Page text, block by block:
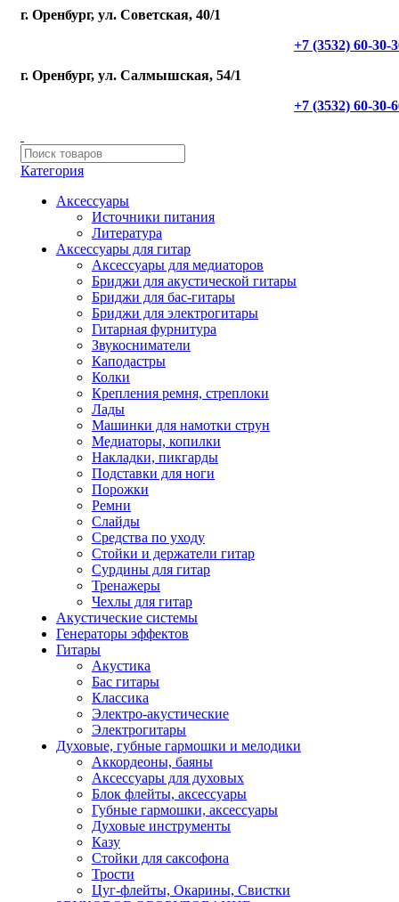
г. Оренбург, ул. Советская, 40/1
+7 (3532) 60-30-
г. Оренбург, ул. Салмышская, 54/1
+7 (3532) 60-30-
Категория
Аксессуары
Источники питания
Литература
Аксессуары для гитар
Аксессуары для медиаторов
Бриджи для акустической гитары
Бриджи для бас-гитары
Бриджи для электрогитары
Гитарная фурнитура
Звукосниматели
Каподастры
Колки
Крепления ремня, стреплоки
Лады
Машинки для намотки струн
Медиаторы, копилки
Накладки, пикгарды
Подставки для ноги
Порожки
Ремни
Слайды
Средства по уходу
Стойки и держатели гитар
Сурдины для гитар
Тренажеры
Чехлы для гитар
Акустические системы
Генераторы эффектов
Гитары
Акустика
Бас гитары
Классика
Электро-акустические
Электрогитары
Духовые, губные гармошки и мелодики
Аккордеоны, баяны
Аксессуары для духовых
Блок флейты, аксессуары
Губные гармошки, аксессуары
Духовые инструменты
Казу
Стойки для саксофона
Трости
Цуг-флейты, Окарины, Свистки